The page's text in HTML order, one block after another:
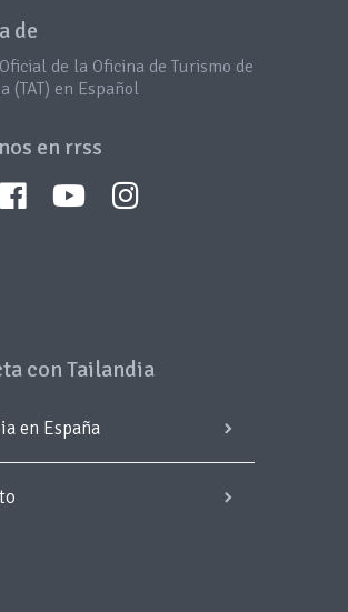
de
de la Oficina de Turismo de
(TAT) en Español
en rrss
con Tailandia
en España